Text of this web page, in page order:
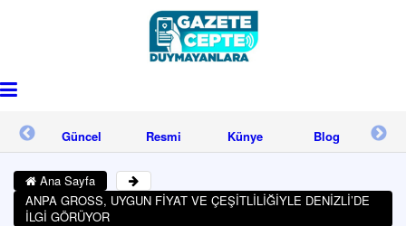
Güncel
Resmi
Reklam
Künye Blog
Ana Sayfa
ANPA GROSS, UYGUN FİYAT VE ÇEŞİTLİLİĞİYLE DENİZLİ’DE
İLGİ GÖRÜYOR